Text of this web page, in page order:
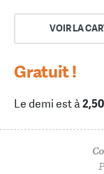
VOIR LA
Gratuit !
Le demi est à